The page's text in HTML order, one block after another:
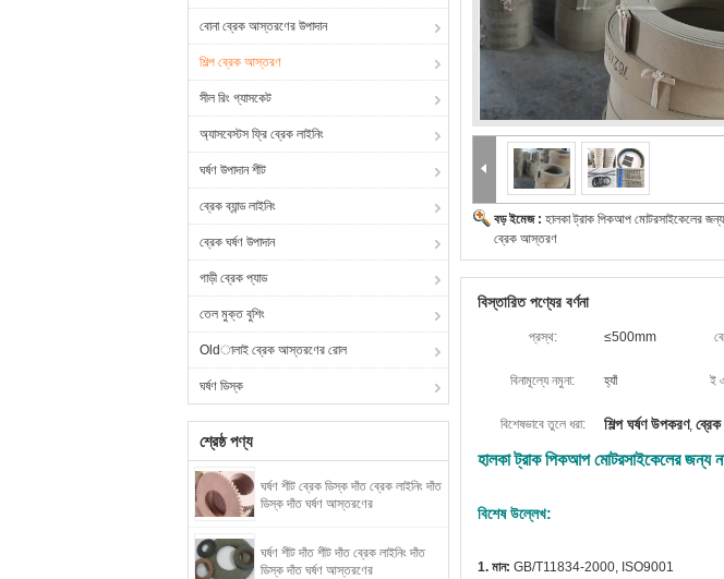
বোনা ব্রেক আস্তরণের উপাদান
শিল্প ব্রেক আস্তরণ
সীল রিং গ্যাসকেট
অ্যাসবেস্টস ফ্রি ব্রেক লাইনিং
ঘর্ষণ উপাদান শীট
ব্রেক ব্যান্ড লাইনিং
ব্রেক ঘর্ষণ উপাদান
গাড়ী ব্রেক প্যাড
তেল মুক্ত বুশিং
Oldালাই ব্রেক আস্তরণের রোল
ঘর্ষণ ডিস্ক
শ্রেষ্ঠ পণ্য
ঘর্ষণ শীট ব্রেক ডিস্ক দাঁত ব্রেক লাইনিং দাঁত
ডিস্ক দাঁত ঘর্ষণ আস্তরণের
ঘর্ষণ শীট দাঁত শীট দাঁত ব্রেক লাইনিং দাঁত
ডিস্ক দাঁত ঘর্ষণ আস্তরণের
বড় ইমেজ : হালকা ট্রাক পিকআপ মোটরসাইকেলের জন্য
ব্রেক আস্তরণ
বিস্তারিত পণ্যের বর্ণনা
প্রস্থ: ≤500mm
বিনামূল্যে নমুনা: হ্যাঁ ই
বিশেষভাবে তুলে ধরা: শিল্প ঘর্ষণ উপকরণ,
হালকা ট্রাক পিকআপ মোটরসাইকেলের জন্য
বিশেষ উল্লেখ:
1. মান: GB/T11834-2000, ISO9001